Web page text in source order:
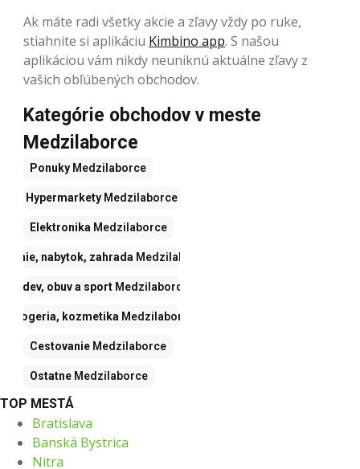
Ak máte radi všetky akcie a zľavy vždy po ruke,
stiahnite si aplikáciu Kimbino app. S našou
aplikáciou vám nikdy neuniknú aktuálne zľavy z
vašich obľúbených obchodov.
Kategórie obchodov v meste
Medzilaborce
Ponuky Medzilaborce
Hypermarkety Medzilaborce
Elektronika Medzilaborce
nabytok, zahradaMedzilaborce
Odev, obuv a sport Medzilaborce
Drogeria, kozmetika Medzilaborce
Cestovanie Medzilaborce
Ostatne Medzilaborce
TOP MESTÁ
Bratislava
Banská Bystrica
Nitra